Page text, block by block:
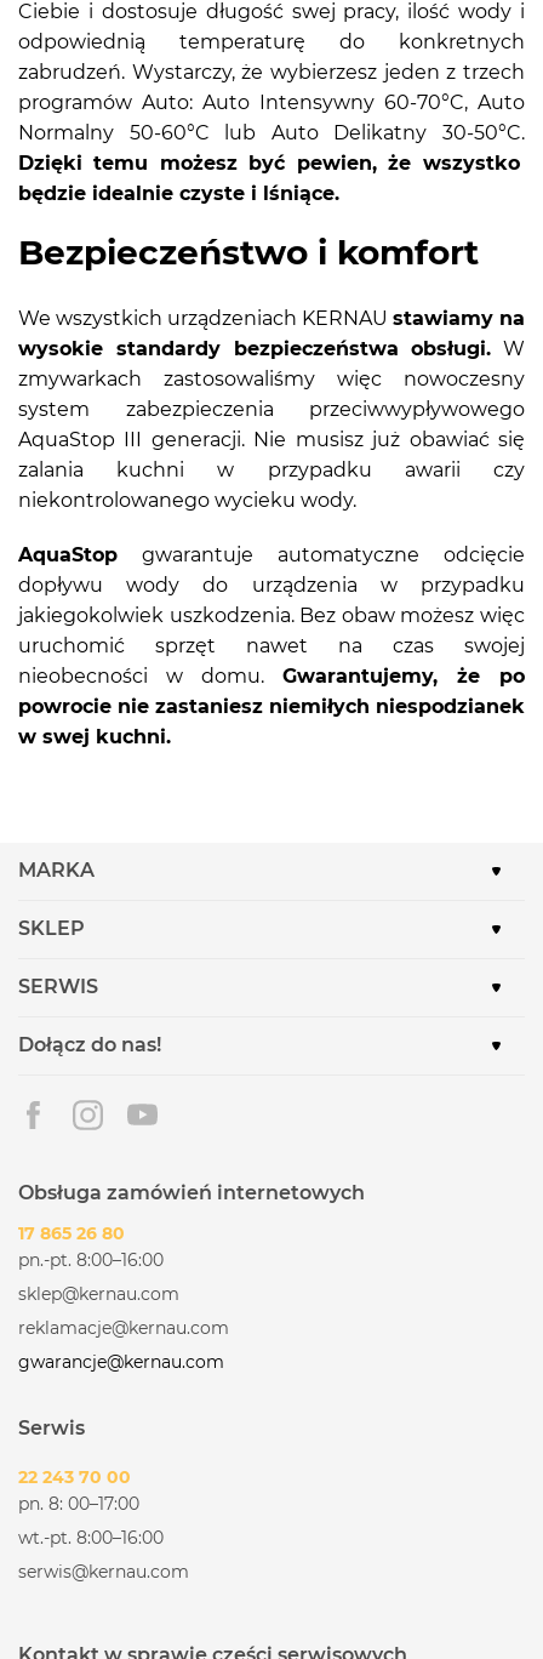
Ciebie i dostosuje długość swej pracy, ilość wody i
odpowiednią temperaturę do konkretnych
zabrudzeń. Wystarczy, że wybierzesz jeden z trzech
programów Auto: Auto Intensywny 60-70°C, Auto
Normalny 50-60°C lub Auto Delikatny 30-50°C.
Dzięki temu możesz być pewien, że wszystko
będzie idealnie czyste i lśniące.
Bezpieczeństwo i komfort
We wszystkich urządzeniach KERNAU stawiamy na
wysokie standardy bezpieczeństwa obsługi. W
zmywarkach zastosowaliśmy więc nowoczesny
system zabezpieczenia przeciwwypływowego
AquaStop III generacji. Nie musisz już obawiać się
zalania kuchni w przypadku awarii czy
niekontrolowanego wycieku wody.
AquaStop gwarantuje automatyczne odcięcie
dopływu wody do urządzenia w przypadku
jakiegokolwiek uszkodzenia. Bez obaw możesz więc
uruchomić sprzęt nawet na czas swojej
nieobecności w domu. Gwarantujemy, że po
powrocie nie zastaniesz niemiłych niespodzianek
w swej kuchni.
MARKA
SKLEP
SERWIS
Dołącz do nas!
Obsługa zamówień internetowych
17 865 26 80
pn.-pt. 8:00–16:00
sklep@kernau.com
reklamacje@kernau.com
gwarancje@kernau.com
Serwis
22 243 70 00
pn. 8: 00–17:00
wt.-pt. 8:00–16:00
serwis@kernau.com